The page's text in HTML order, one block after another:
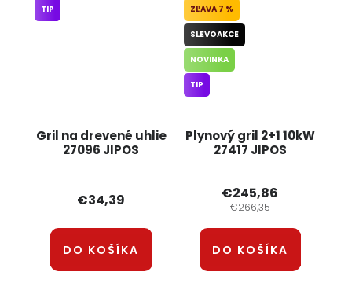
Gril na drevené uhlie
27096 JIPOS
TIP
€34,39
DO KOŠÍKA
Plynový gril 2+1 10kW
27417 JIPOS
7 %
SLEVOAKCE
NOVINKA
TIP
€245,86
€266,35
DO KOŠÍKA